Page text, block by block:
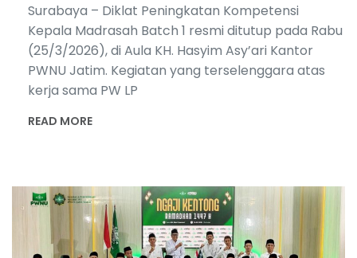
Surabaya – Diklat Peningkatan Kompetensi
Kepala Madrasah Batch 1 resmi ditutup pada Rabu
(25/3/2026), di Aula KH. Hasyim Asy’ari Kantor
PWNU Jatim. Kegiatan yang terselenggara atas
kerja sama PW LP
READ MORE